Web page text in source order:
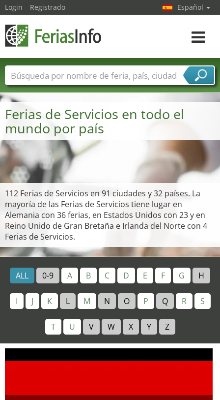
Ferias de Servicios en todo el
mundo por país
112 Ferias de Servicios en 91 ciudades y 32 países. La
mayoría de las Ferias de Servicios tiene lugar en
Alemania con 36 ferias, en Estados Unidos con 23 y en
Reino Unido de Gran Bretaña e Irlanda del Norte con 4
Ferias de Servicios.
ALL 0-9 A B C D E F G H
I J K L M N O P Q R S
T U V W X Y Z
Login Registrado Español
toggle
Nombres de ferias Países
Ciudades
Sectores de ferias
Sectores de proveedor de servicios